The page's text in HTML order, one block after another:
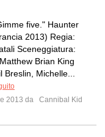
five." Haunter
2013) Regia:
Sceneggiatura:
Brian King
Breslin, Michelle...
2013 da
Cannibal Kid